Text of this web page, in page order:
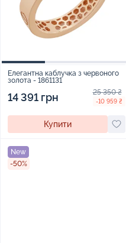
Елегантна каблучка з червоного
золота - 1861131
14 391 грн 25 350 ₴
-10 959 ₴
Купити
New
-50%